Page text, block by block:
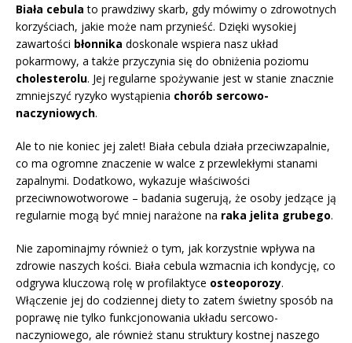
Biała cebula to prawdziwy skarb, gdy mówimy o zdrowotnych
korzyściach, jakie może nam przynieść. Dzięki wysokiej
zawartości błonnika doskonale wspiera nasz układ
pokarmowy, a także przyczynia się do obniżenia poziomu
cholesterolu. Jej regularne spożywanie jest w stanie znacznie
zmniejszyć ryzyko wystąpienia chorób sercowo-
naczyniowych.
Ale to nie koniec jej zalet! Biała cebula działa przeciwzapalnie,
co ma ogromne znaczenie w walce z przewlekłymi stanami
zapalnymi. Dodatkowo, wykazuje właściwości
przeciwnowotworowe – badania sugerują, że osoby jedzące ją
regularnie mogą być mniej narażone na raka jelita grubego.
Nie zapominajmy również o tym, jak korzystnie wpływa na
zdrowie naszych kości. Biała cebula wzmacnia ich kondycję, co
odgrywa kluczową rolę w profilaktyce osteoporozy.
Włączenie jej do codziennej diety to zatem świetny sposób na
poprawę nie tylko funkcjonowania układu sercowo-
naczyniowego, ale również stanu struktury kostnej naszego